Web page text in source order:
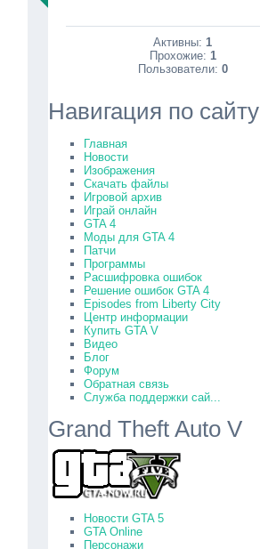
Активны:1
Прохожие: 1
Пользователи: 0
Навигация по сайту
Главная
Новости
Изображения
Скачать файлы
Игровой архив
Играй онлайн
GTA 4
Моды для GTA 4
Патчи
Программы
Расшифровка ошибок
Решение ошибок GTA 4
Episodes from Liberty City
Центр информации
Купить GTA V
Видео
Блог
Форум
Обратная связь
Служба поддержки сай...
Grand Theft Auto V
Новости GTA 5
GTA Online
Персонажи